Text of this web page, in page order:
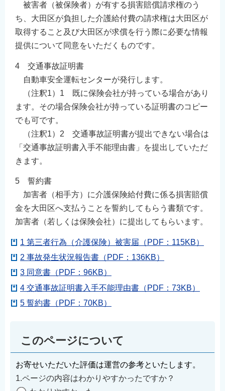
被害者（被保険者）が有する損害賠償請求権のう
ち、大田区が負担した介護給付費の請求権は大田区が
取得すること及び大田区が求償を行う際に必要な情報
提供について同意をいただくものです。
4 交通事故証明書
自動車安全運転センターが発行します。
（注釈1）1 既に保険会社が持っている場合があり
ます。その場合保険会社が持っている証明書のコピー
でも可です。
（注釈1）2 交通事故証明書が提出できない場合は
「交通事故証明書入手不能理由書」を提出していただ
きます。
5 誓約書
加害者（相手方）に介護保険給付費に係る損害賠償
金を大田区へ支払うことを誓約してもらう書類です。
加害者（若しくは保険会社）に提出してもらいます。
1 第三者行為（介護保険）被害届（PDF：115KB）
2 事故発生状況報告書（PDF：136KB）
3 同意書（PDF：96KB）
4 交通事故証明書入手不能理由書（PDF：73KB）
5 誓約書（PDF：70KB）
このページについて
お寄せいただいた評価は運営の参考といたします。
1.ページの内容はわかりやすかったですか？